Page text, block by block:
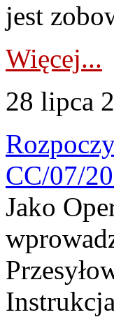
jest
Więcej...
28 lipca
CC/07/
Jako